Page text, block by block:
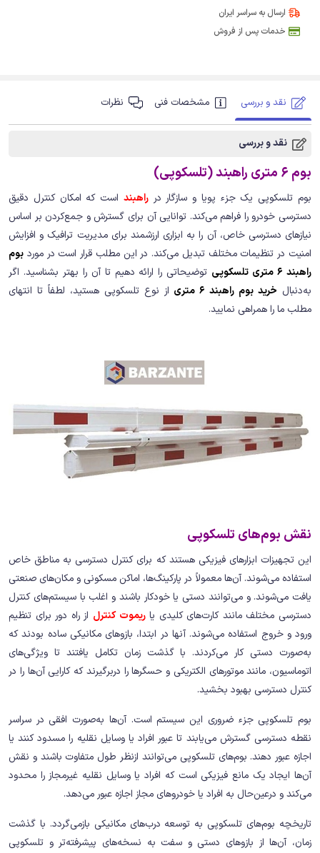
ارسال به سراسر ایران
خدمات پس از فروش
نقد و بررسی مشخصات فنی نظرات
نقد و بررسی
بوم 6 متری راهبند (تلسکوپی)
بوم تلسکوپی یک جزء پویا و سازگار درراهبند است که امکان کنترل دقیق
دسترسی خودرو را فراهم می‌کند. توانایی آن برای گسترش و جمع‌کردن بر اساس
نیازهای دسترسی خاص، آن را به ابزاری ارزشمند برای مدیریت ترافیک و افزایش
امنیت در تنظیمات مختلف تبدیل می‌کند. در این مطلب قرار است در مورد بوم
راهبند 6 متری تلسکوپی
توضیحاتی را ارائه دهیم تا آن را بهتر بشناسید. اگر
به‌دنبال خرید بوم راهبند 6 متری
از نوع تلسکوپی هستید، لطفاً تا انتهای
مطلب ما را همراهی نمایید.
نقش بوم‌های تلسکوپی
این تجهیزات ابزارهای فیزیکی هستند که برای کنترل دسترسی به مناطق خاص
استفاده می‌شوند. آن‌ها معمولاً در پارکینگ‌ها، اماکن مسکونی و مکان‌های صنعتی
یافت می‌شوند. و می‌توانند دستی یا خودکار باشند و اغلب با سیستم‌های کنترل
دسترسی مختلف مانند کارت‌های کلیدی یاریموت کنترل از راه دور برای تنظیم
ورود و خروج استفاده می‌شوند. آنها در ابتدا، بازوهای مکانیکی ساده بودند که
به‌صورت دستی کار می‌کردند. با گذشت زمان تکامل یافتند تا ویژگی‌های
اتوماسیون، مانند موتورهای الکتریکی و حسگرها را دربرگیرند که کارایی آن‌ها را در
کنترل دسترسی بهبود بخشید.
بوم تلسکوپی جزء ضروری این سیستم است. آن‌ها به‌صورت افقی در سراسر
نقطه دسترسی گسترش می‌یابند تا عبور افراد یا وسایل نقلیه را مسدود کنند یا
اجازه عبور دهند. بوم‌های تلسکوپی می‌توانند ازنظر طول متفاوت باشند و نقش
آن‌ها ایجاد یک مانع فیزیکی است که افراد یا وسایل نقلیه غیرمجاز را محدود
می‌کند و درعین‌حال به افراد یا خودروهای مجاز اجازه عبور می‌دهد.
تاریخچه بوم‌های تلسکوپی به توسعه درب‌های مکانیکی بازمی‌گردد. با گذشت
زمان، آن‌ها از بازوهای دستی و سفت به نسخه‌های پیشرفته‌تر و تلسکوپی